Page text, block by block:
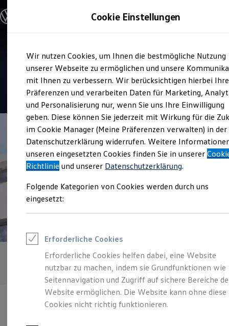
Hauptinhalt
springen
Footer
springen
Modelle & Konfigurator
Nutzfahrzeugkategorien entdecken
Modelle konfigurieren
Vorgängermodelle und Oldtimer
Vorgängermodelle
Oldtimer
Bulli Historie
Branchenlösungen & Gewerbekunden
Umbaulösungen und Hersteller finden
Auf- und Umbauten entdecken & konfigurieren
Groß- und Sonderkunden
Großkunden
Kommunen & Behörden
Journalisten
Sportvereine
Branchenlösungen
Gewerbliche Personenbeförderung
Service & mobile Werkstätten
Kühlfahrzeuge
ONE Business ID Vorteile
Fahrzeugsuche & Marktplatz
Fahrzeugsuche
Fahrzeuge online kaufen
Digitaler Marktplatz
Kauf & Finanzierung
Online-Fahrzeugbewertung
Aktionen & Angebote
Service
Autos und Service Riedel
5|20 Bewertungen
Cookie Einstellungen
Wir nutzen Cookies, um Ihnen die bestmögliche Nutzung
unserer Webseite zu ermöglichen und unsere
mit Ihnen zu verbessern. Wir berücksichtigen hierbei Ihre
Präferenzen und verarbeiten Daten für Marketing,
und Personalisierung nur, wenn Sie uns Ihre Einwilligung
geben. Diese können Sie jederzeit mit Wirkung für die
im Cookie Manager (Meine Präferenzen verwalten) in der
Datenschutzerklärung widerrufen. Weitere
unseren eingesetzten Cookies finden Sie in unserer
Richtlinie und unserer Datenschutzerklärung.
Folgende Kategorien von Cookies werden durch uns
eingesetzt:
Erforderliche Cookies
Erforderliche Cookies helfen dabei, eine Website
nutzbar zu machen, indem sie Grundfunktionen wie
Seitennavigation und Zugriff auf sichere Bereiche
Website ermöglichen. Die Website kann ohne diese
Cookies nicht richtig funktionieren.